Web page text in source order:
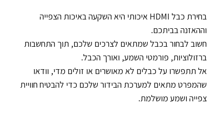
בחירת כבל HDMI איכותי היא השקעה באיכות הצפייה
וההאזנה בביתכם.
חשוב לבחור בכבל שמתאים לצרכים שלכם, תוך התחשבות
ברזולוציות, פורמטי השמע, ואורך הכבל.
אל תתפשרו על כבלים לא מאושרים או זולים מדי, וודאו
שהמפרט מתאים למערכת הבידור שלכם כדי להבטיח חוויית
צפייה ושמע מושלמת.